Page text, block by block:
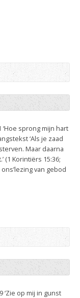
sprong mijn hart
‘Als je zaad
Maar daarna
(1 Korintiërs 15:36;
van gebod
‘Zie op mij in gunst